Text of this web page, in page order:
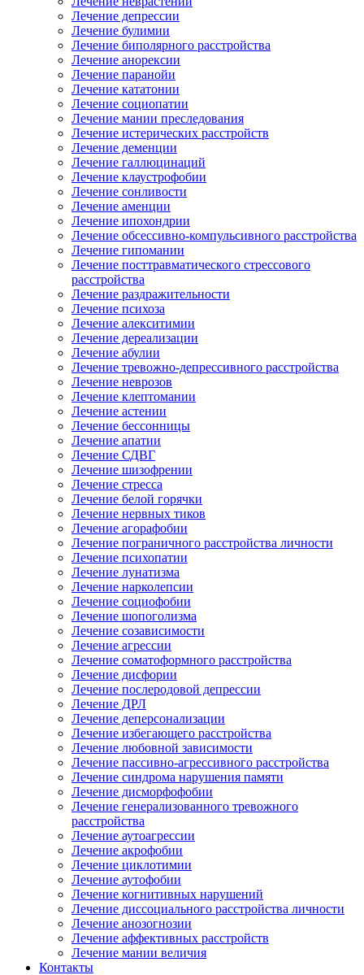
Лечение депрессии
Лечение булимии
Лечение биполярного расстройства
Лечение анорексии
Лечение паранойи
Лечение кататонии
Лечение социопатии
Лечение мании преследования
Лечение истерических расстройств
Лечение деменции
Лечение галлюцинаций
Лечение клаустрофобии
Лечение сонливости
Лечение аменции
Лечение ипохондрии
Лечение обсессивно-компульсивного расстройства
Лечение гипомании
Лечение посттравматического стрессового
расстройства
Лечение раздражительности
Лечение психоза
Лечение алекситимии
Лечение дереализации
Лечение абулии
Лечение тревожно-депрессивного расстройства
Лечение неврозов
Лечение клептомании
Лечение астении
Лечение бессонницы
Лечение апатии
Лечение СДВГ
Лечение шизофрении
Лечение стресса
Лечение белой горячки
Лечение нервных тиков
Лечение агорафобии
Лечение пограничного расстройства личности
Лечение психопатии
Лечение лунатизма
Лечение нарколепсии
Лечение социофобии
Лечение шопоголизма
Лечение созависимости
Лечение агрессии
Лечение соматоформного расстройства
Лечение дисфории
Лечение послеродовой депрессии
Лечение ДРЛ
Лечение деперсонализации
Лечение избегающего расстройства
Лечение любовной зависимости
Лечение пассивно-агрессивного расстройства
Лечение синдрома нарушения памяти
Лечение дисморфофобии
Лечение генерализованного тревожного
расстройства
Лечение аутоагрессии
Лечение акрофобии
Лечение циклотимии
Лечение аутофобии
Лечение когнитивных нарушений
Лечение диссоциального расстройства личности
Лечение анозогнозии
Лечение аффективных расстройств
Лечение мании величия
Контакты